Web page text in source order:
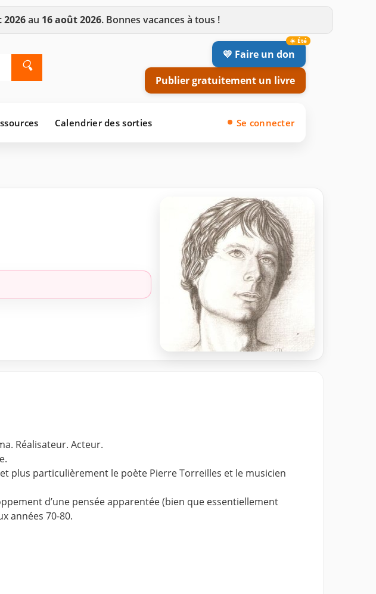
2026au 16 août 2026. Bonnes vacances à tous !
🔍
💛 Faire un don
Publier gratuitement un livre
Calendrier des sorties Se connecter
Réalisateur. Acteur.
plus particulièrement le poète Pierre Torreilles et le musicien
d’une pensée apparentée (bien que essentiellement
années 70-80.